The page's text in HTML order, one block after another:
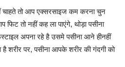
तो आप एक्सरसाइज कम करना चुन
तो नहीं कह ला पाएंगे, थोड़ा पसीना
अपना रहे है उसमे पसीना आने हीनहीं
है शरीर पर, पसीना आपके शरीर की गंदगी को